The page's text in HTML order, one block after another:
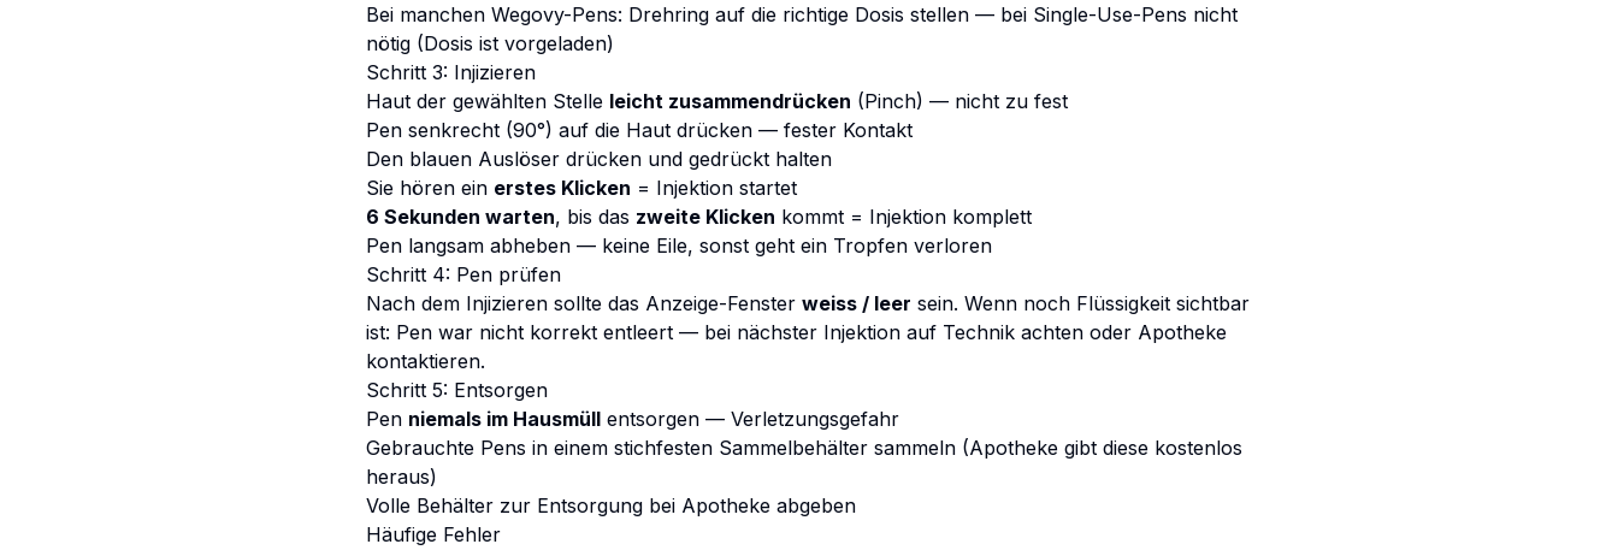
Bei manchen Wegovy-Pens: Drehring auf die richtige Dosis stellen — bei Single-Use-Pens nicht
nötig (Dosis ist vorgeladen)
Schritt 3: Injizieren
Haut der gewählten Stelle leicht zusammendrücken (Pinch) — nicht zu fest
Pen senkrecht (90°) auf die Haut drücken — fester Kontakt
Den blauen Auslöser drücken und gedrückt halten
Sie hören ein erstes Klicken = Injektion startet
6 Sekunden warten, bis das zweite Klicken kommt = Injektion komplett
Pen langsam abheben — keine Eile, sonst geht ein Tropfen verloren
Schritt 4: Pen prüfen
Nach dem Injizieren sollte das Anzeige-Fenster weiss / leer sein. Wenn noch Flüssigkeit sichtbar
ist: Pen war nicht korrekt entleert — bei nächster Injektion auf Technik achten oder Apotheke
kontaktieren.
Schritt 5: Entsorgen
Pen niemals im Hausmüll entsorgen — Verletzungsgefahr
Gebrauchte Pens in einem stichfesten Sammelbehälter sammeln (Apotheke gibt diese kostenlos
heraus)
Volle Behälter zur Entsorgung bei Apotheke abgeben
Häufige Fehler